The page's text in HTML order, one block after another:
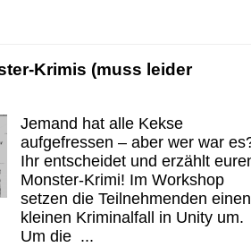
Krimis (muss leider
Jemand hat alle Kekse
aufgefressen – aber wer war
Ihr entscheidet und erzählt
Monster-Krimi! Im Workshop
setzen die Teilnehmenden einen
kleinen Kriminalfall in Unity um.
Um die ...